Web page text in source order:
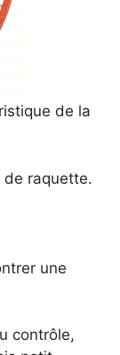
de la
de raquette.
une
contrôle,